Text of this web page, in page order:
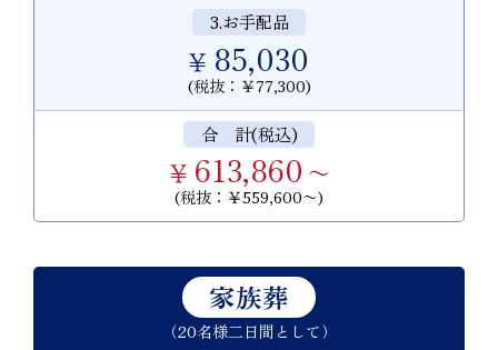
3.お手配品
￥ 85,030
(税抜：￥77,300)
合 計(税込)
￥ 613,860 〜
(税抜：￥559,600〜)
家族葬
（20名様二日間として）